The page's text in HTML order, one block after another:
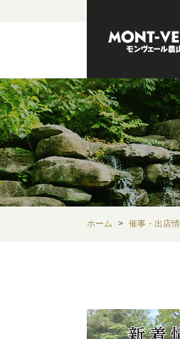
ホーム 催事・出店